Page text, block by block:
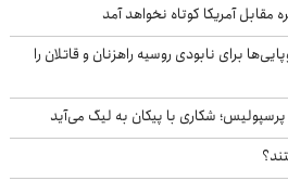
آمریکا کوتاه نخواهد آمد
برای نابودی روسیه راهزنان و قاتلان را
شکاری با پیکان به لیگ می‌آید